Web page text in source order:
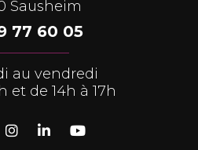
Sausheim
77 60 05
au vendredi
et de 14h à 17h